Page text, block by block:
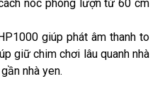
nóc phòng lượn từ 60 cm
giúp phát âm thanh to
giữ chim chơi lâu quanh nhà
nhà yen.